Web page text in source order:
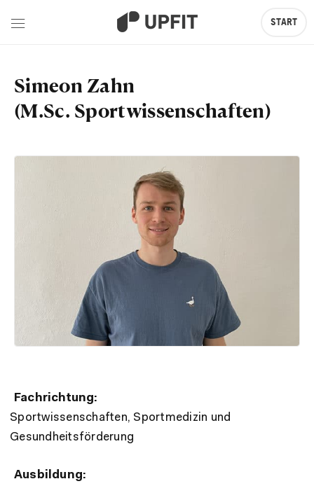
Simeon Zahn
(M.Sc. Sportwissenschaften)
Fachrichtung:
Sportwissenschaften, Sportmedizin und
Gesundheitsförderung
Ausbildung:
START